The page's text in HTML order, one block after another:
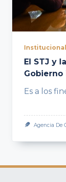
Institucional
El STJ y
Es a los
Agencia De